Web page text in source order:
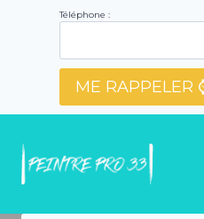
Téléphone :